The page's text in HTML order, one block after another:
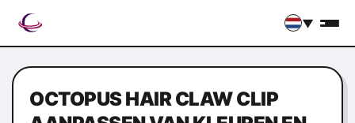
▼
OCTOPUS HAIR CLAW CLIP